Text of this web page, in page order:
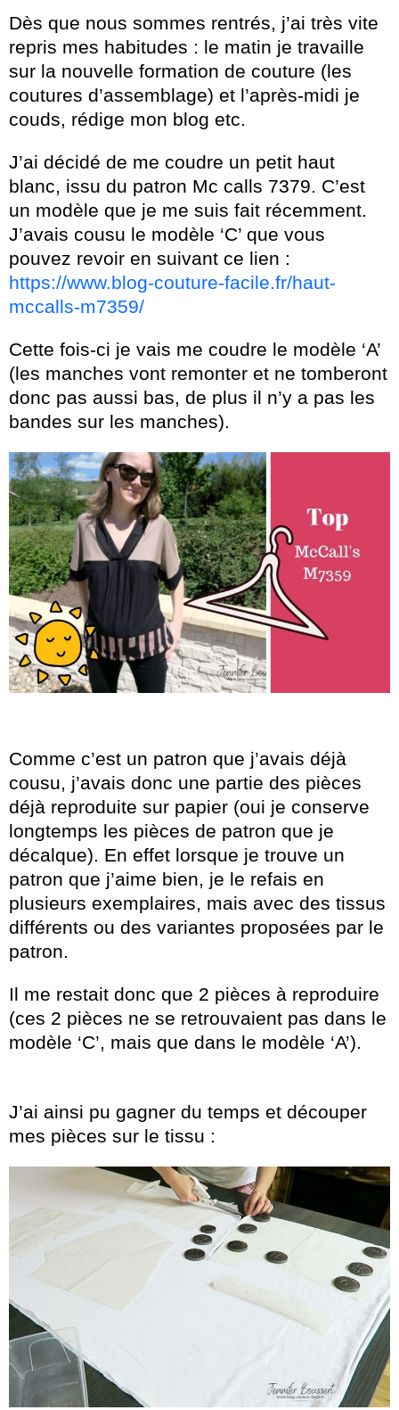
Dès que nous sommes rentrés, j’ai très vite
repris mes habitudes : le matin je travaille
sur la nouvelle formation de couture (les
coutures d’assemblage) et l’après-midi je
couds, rédige mon blog etc.
J’ai décidé de me coudre un petit haut
blanc, issu du patron Mc calls 7379. C’est
un modèle que je me suis fait récemment.
J’avais cousu le modèle ‘C’ que vous
pouvez revoir en suivant ce lien :
https://www.blog-couture-facile.fr/haut-
mccalls-m7359/
Cette fois-ci je vais me coudre le modèle ‘A’
(les manches vont remonter et ne tomberont
donc pas aussi bas, de plus il n’y a pas les
bandes sur les manches).
Comme c’est un patron que j’avais déjà
cousu, j’avais donc une partie des pièces
déjà reproduite sur papier (oui je conserve
longtemps les pièces de patron que je
décalque). En effet lorsque je trouve un
patron que j’aime bien, je le refais en
plusieurs exemplaires, mais avec des tissus
différents ou des variantes proposées par le
patron.
Il me restait donc que 2 pièces à reproduire
(ces 2 pièces ne se retrouvaient pas dans le
modèle ‘C’, mais que dans le modèle ‘A’).
J’ai ainsi pu gagner du temps et découper
mes pièces sur le tissu :